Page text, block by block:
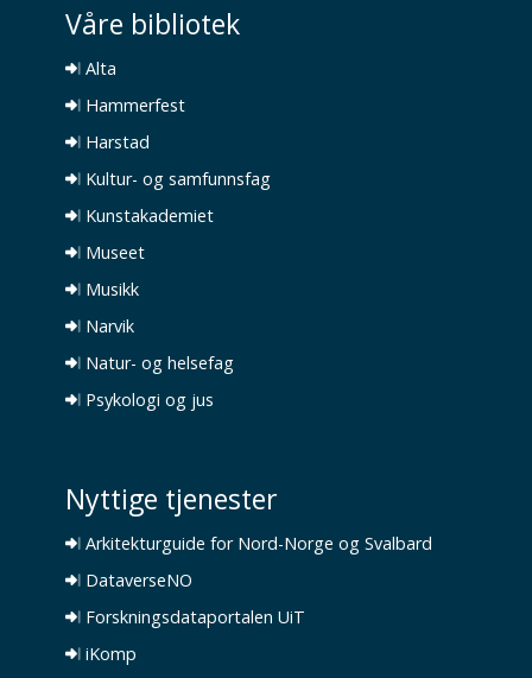
Våre bibliotek
Alta
Hammerfest
Harstad
Kultur- og samfunnsfag
Kunstakademiet
Museet
Musikk
Narvik
Natur- og helsefag
Psykologi og jus
Nyttige tjenester
Arkitekturguide for Nord-Norge og Svalbard
DataverseNO
Forskningsdataportalen UiT
iKomp